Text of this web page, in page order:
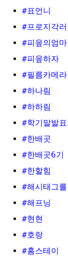
#표언니
#프로지각러
#피읖의엄마
#피읖하자
#필름카메라
#하나림
#하하림
#학기말발표
#한배곳
#한배곳6기
#한할힘
#해시태그를
#해프닝
#현현
#호랑
#홈스테이